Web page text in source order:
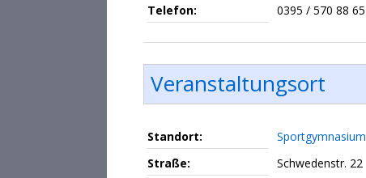
Telefon:
0395 / 570 88 65
Veranstaltungsort
Standort:
Sportgymnasium
Straße:
Schwedenstr. 22